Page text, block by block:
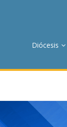
Diócesis